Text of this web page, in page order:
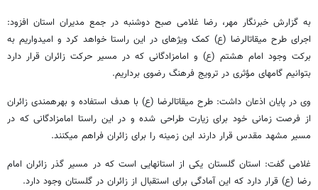
به گزارش خبرنگار مهر، رضا غلامی صبح دوشنبه در جمع مدیران استان افزود:
اجرای طرح میقات‎الرضا (ع) کمک ویژه‎ای در این راستا خواهد کرد و امیدواریم به
برکت وجود امام هشتم (ع) و امامزادگانی که در مسیر حرکت زائران قرار دارد
بتوانیم گام‎های مؤثری در ترویج فرهنگ رضوی برداریم.
وی در پایان اذعان داشت: طرح میقات‎الرضا (ع) با هدف استفاده و بهره‎مندی زائران
از فرصت زمانی خود برای زیارت طراحی شده و در این راستا امامزادگانی که در
مسیر مشهد مقدس قرار دارند این زمینه را برای زائران فراهم می‎کنند.
غلامی گفت: استان گلستان یکی از استان‎هایی است که در مسیر گذر زائران امام
رضا (ع) قرار دارد که این آمادگی برای استقبال از زائران در گلستان وجود دارد.